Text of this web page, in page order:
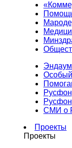
Особый
СМИ о
Проекты
Проекты